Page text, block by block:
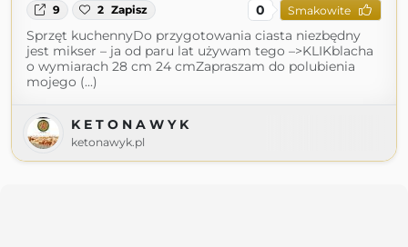
9 2 Zapisz 0 Smakowite
Sprzęt kuchennyDo przygotowania ciasta niezbędny
jest mikser – ja od paru lat używam tego –>KLIKblacha
o wymiarach 28 cm 24 cmZapraszam do polubienia
mojego (...)
K E T O N A W Y K
ketonawyk.pl